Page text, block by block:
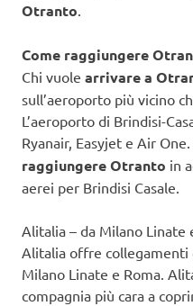
Otranto.
Come raggiungere
Chi vuole arrivare a
sull’aeroporto più vicino
L’aeroporto di Brindisi-
Ryanair, Easyjet e Air
raggiungere Otranto in
aerei per Brindisi Casale.
Alitalia – da Milano Linate
Alitalia offre collegamenti
Milano Linate e Roma.
compagnia più cara a